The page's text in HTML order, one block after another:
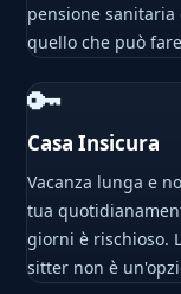
pensione
quello che può
🔑
Casa Insicura
Vacanza lunga e
tua
giorni è rischioso.
sitter non è